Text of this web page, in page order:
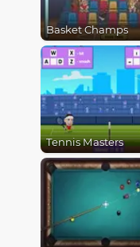
Basket Champs
Tennis Masters